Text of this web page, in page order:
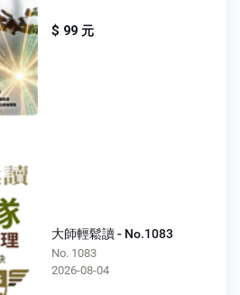
$ 99 元
大師輕鬆讀 - No.1083
No. 1083
2026-08-04